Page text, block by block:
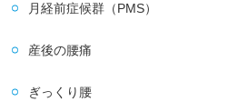
月経前症候群（PMS）
産後の腰痛
ぎっくり腰